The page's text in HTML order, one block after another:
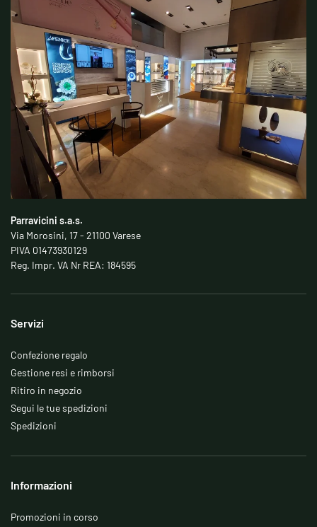
Parravicini s.a.s.
Via Morosini, 17 - 21100 Varese
PIVA 01473930129
Reg. Impr. VA Nr REA: 184595
Servizi
Confezione regalo
Gestione resi e rimborsi
Ritiro in negozio
Segui le tue spedizioni
Spedizioni
Informazioni
Promozioni in corso